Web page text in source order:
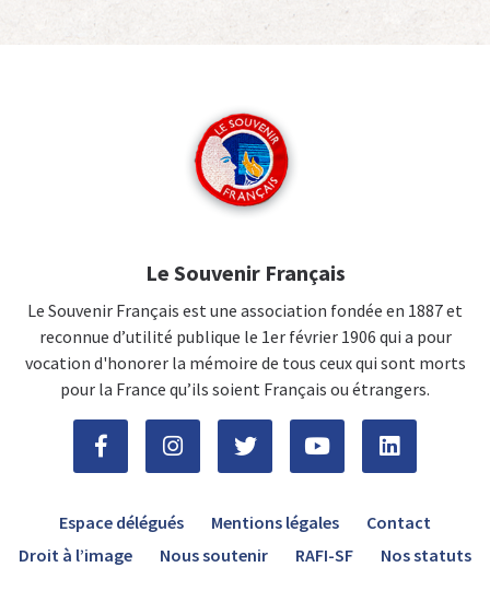
Le Souvenir Français
Le Souvenir Français est une association fondée en 1887 et
reconnue d’utilité publique le 1er février 1906 qui a pour
vocation d'honorer la mémoire de tous ceux qui sont morts
pour la France qu’ils soient Français ou étrangers.
Espace délégués Mentions légales
Contact
Droit à l’image
Nous soutenir RAFI-SF Nos statuts